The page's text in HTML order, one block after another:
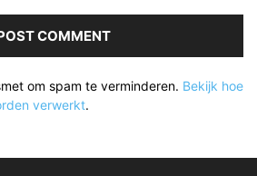
om spam te verminderen. Bekijk hoe
verwerkt.